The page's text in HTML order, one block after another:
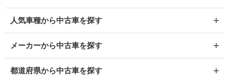
人気車種から中古車を探す
メーカーから中古車を探す
都道府県から中古車を探す